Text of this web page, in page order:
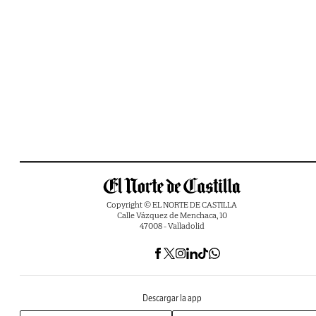
Copyright © EL NORTE DE CASTILLA
Calle Vázquez de Menchaca, 10
47008 - Valladolid
Descargar la app